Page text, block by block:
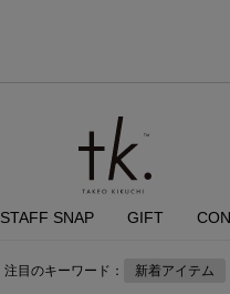
STAFF SNAP GIFT
注目のキーワード： 新着アイテム